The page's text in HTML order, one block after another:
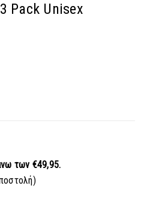
Pack Unisex
των €49,95.